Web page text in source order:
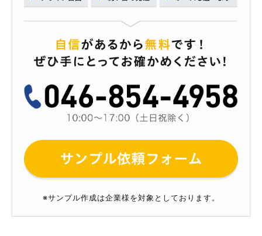
※サンプル作成は企業様を対象としております。